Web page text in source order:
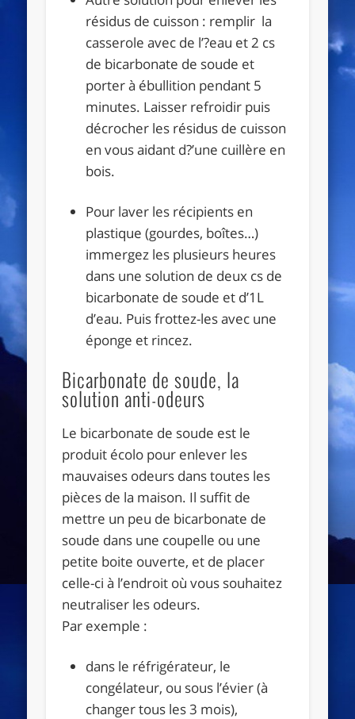
résidus de cuisson : remplir la
casserole avec de l’?eau et 2 cs
de bicarbonate de soude et
porter à ébullition pendant 5
minutes. Laisser refroidir puis
décrocher les résidus de cuisson
en vous aidant d?’une cuillère en
bois.
Pour laver les récipients en
plastique (gourdes, boîtes…)
immergez les plusieurs heures
dans une solution de deux cs de
bicarbonate de soude et d’1L
d’eau. Puis frottez-les avec une
éponge et rincez.
Bicarbonate de soude, la
solution anti-odeurs
Le bicarbonate de soude est le
produit écolo pour enlever les
mauvaises odeurs dans toutes les
pièces de la maison. Il suffit de
mettre un peu de bicarbonate de
soude dans une coupelle ou une
petite boite ouverte, et de placer
celle-ci à l’endroit où vous souhaitez
neutraliser les odeurs.
Par exemple :
dans le réfrigérateur, le
congélateur, ou sous l’évier (à
changer tous les 3 mois),